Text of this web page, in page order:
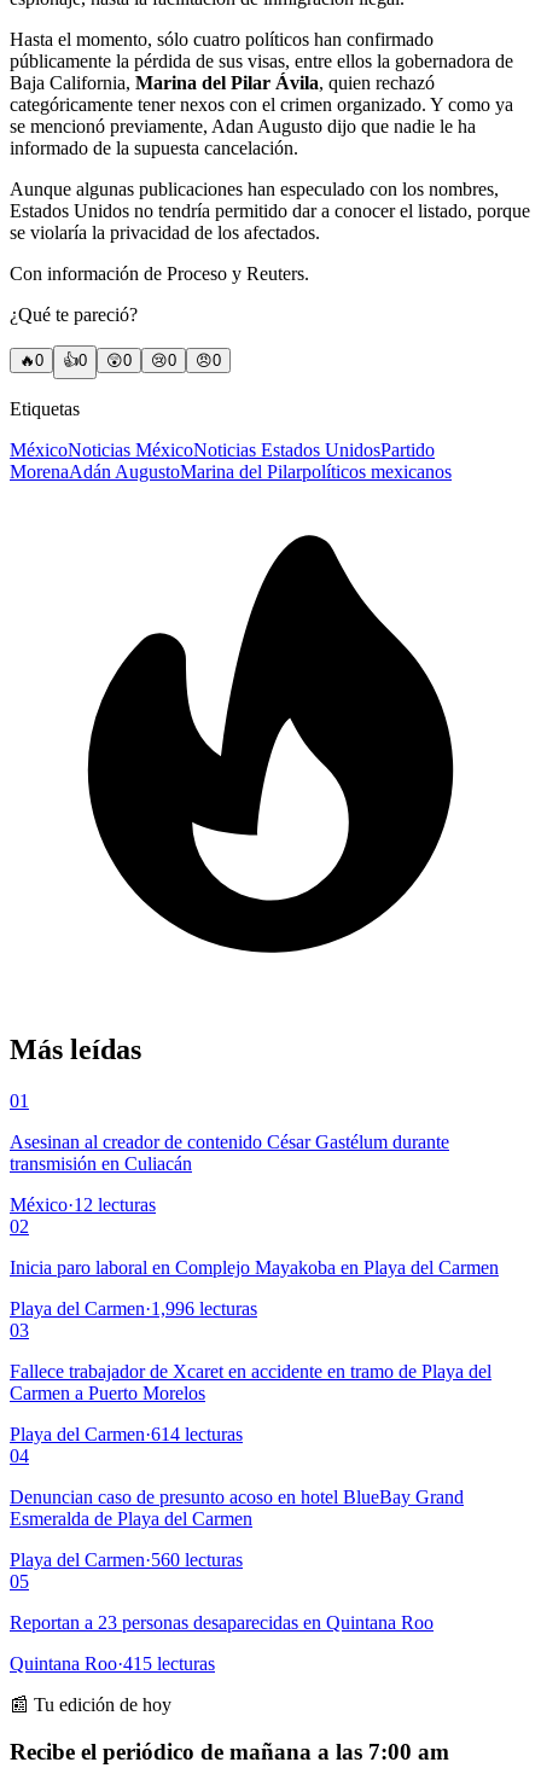
Hasta el momento, sólo cuatro políticos han confirmado
públicamente la pérdida de sus visas, entre ellos la gobernadora de
Baja California, Marina del Pilar Ávila, quien rechazó
categóricamente tener nexos con el crimen organizado. Y como ya
se mencionó previamente, Adan Augusto dijo que nadie le ha
informado de la supuesta cancelación.
Aunque algunas publicaciones han especulado con los nombres,
Estados Unidos no tendría permitido dar a conocer el listado, porque
se violaría la privacidad de los afectados.
Con información de Proceso y Reuters.
¿Qué te pareció?
🔥0 👍0 😲0 😢0 😠0
Etiquetas
MéxicoNoticias MéxicoNoticias Estados UnidosPartido
MorenaAdán AugustoMarina del Pilarpolíticos mexicanos
Más leídas
01
Asesinan al creador de contenido César Gastélum durante
transmisión en Culiacán
México·12 lecturas
02
Inicia paro laboral en Complejo Mayakoba en Playa del Carmen
Playa del Carmen·1,996 lecturas
03
Fallece trabajador de Xcaret en accidente en tramo de Playa del
Carmen a Puerto Morelos
Playa del Carmen·614 lecturas
04
Denuncian caso de presunto acoso en hotel BlueBay Grand
Esmeralda de Playa del Carmen
Playa del Carmen·560 lecturas
05
Reportan a 23 personas desaparecidas en Quintana Roo
Quintana Roo·415 lecturas
📰 Tu edición de hoy
Recibe el periódico de mañana a las 7:00 am